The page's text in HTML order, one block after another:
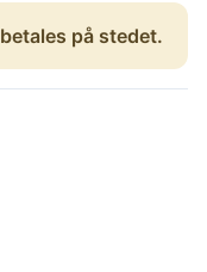
på stedet.